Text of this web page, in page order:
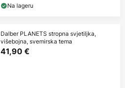
Na lageru
Dalber PLANETS stropna svjetiljka,
višebojna, svemirska tema
41,90 €